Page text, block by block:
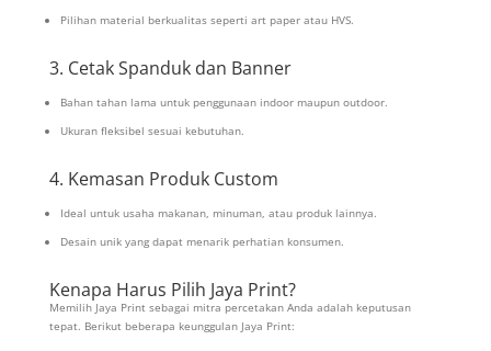
Pilihan material berkualitas seperti art paper atau HVS.
3. Cetak Spanduk dan Banner
Bahan tahan lama untuk penggunaan indoor maupun outdoor.
Ukuran fleksibel sesuai kebutuhan.
4. Kemasan Produk Custom
Ideal untuk usaha makanan, minuman, atau produk lainnya.
Desain unik yang dapat menarik perhatian konsumen.
Kenapa Harus Pilih Jaya Print?
Memilih Jaya Print sebagai mitra percetakan Anda adalah keputusan
tepat. Berikut beberapa keunggulan Jaya Print: